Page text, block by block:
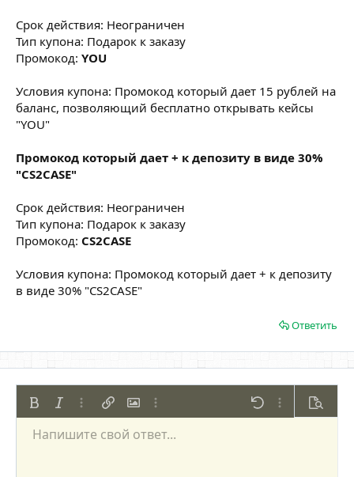
Срок действия: Неограничен
Тип купона: Подарок к заказу
Промокод: YOU
Условия купона: Промокод который дает 15 рублей на
баланс, позволяющий бесплатно открывать кейсы
"YOU"
Промокод который дает + к депозиту в виде 30%
"CS2CASE"
Срок действия: Неограничен
Тип купона: Подарок к заказу
Промокод: CS2CASE
Условия купона: Промокод который дает + к депозиту
в виде 30% "CS2CASE"
Ответить
ЖирныйКурсивДополнительно...
Вставить ссылку
Вставить изображение
Дополнительно... Отменить
Размер шрифта
9
Цвет текста
Шрифт Arial
СписокВыравнивание
Формат параграфа
СмайлыЦитатаМедиаВставить таблицу
Вставить горизонтальную линию
Спойлер
Повторить
Переключить режим работы редактора
Удалить форматирование
ЧерновикиСохранить черновик
Напишите свой ответ...